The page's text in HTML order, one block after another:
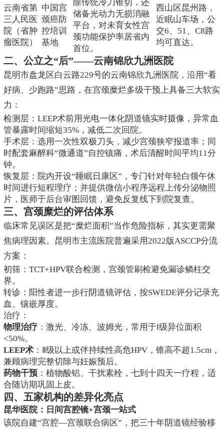
云南省第
三人民医
院（省肿
瘤医院）
中国宫
颈癌防
控培训
基地
除传统冷刀锥切，还
储备光动力无损消融
平台，对未育女性宫
颈功能保护率居省内
首位。
西山区昆州路，
近眠山车场，公
交6、51、C8路
均可直达。
二、公立之“后”——云南锦欣九洲医院
昆明市盘龙区白云路229号的云南锦欣九洲医院，沿用“看
好病、少跑路”思路，在宫颈糜烂多级干预上具备三大软实
力：
检测层：LEEP术前用光电一体化阴道镜实时摄像，异常血
管暴露时间缩短35%，减低二次回院。
手术层：选用一次性双极刀头，减少宫颈狭窄报道率；同
时配套麻醉科“微通道”自控镇痛，术后清醒时间平均11分
钟。
恢复层：院内开设“睡眠日康区”，专门针对年轻白领午休
时间进行短程理疗；并提供微信小程序远程上传分泌物照
片，医师于后台审图回馈，避免反复线下到院复查。
三、宫颈糜烂的评估体系
临床常见误区是把“糜烂面积”当作危险指标，其实更需聚
焦病理因素。昆明市主流医院普遍采用2022版ASCCP分流
方案：
初筛：TCT+HPV联合检测，宫颈管刷检避免漏诊鳞柱交
界。
转诊：阳性者进一步行阴道镜评估，按SWEDE评分记录充
血、镶嵌厚度。
治疗：
物理治疗：激光、冷冻、波姆光，常用于Ⅰ级异位面积
<50%。
LEEP术：Ⅱ级以上或伴持续性高危HPV，锥高不超1.5cm，
兼顾病理完整切除与妊娠预后。
药物干预：植物酸铝、干扰素栓，七到十四天一疗程，适
合随访期巩固上皮。
四、五家机构的差异化亮点
昆华医院：日间宫腔镜+宫颈一站式
该院自建“宫腔—宫颈联合病区”，把三十年阴道镜经验移